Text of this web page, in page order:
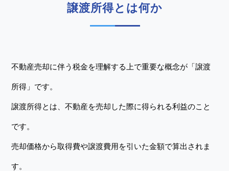
譲渡所得とは何か
不動産売却に伴う税金を理解する上で重要な概念が「譲渡
所得」です。
譲渡所得とは、不動産を売却した際に得られる利益のこと
です。
売却価格から取得費や譲渡費用を引いた金額で算出されま
す。